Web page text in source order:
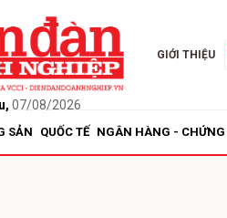
07/08/2026
GIỚI THIỆU
SẢN QUỐC TẾ NGÂN HÀNG - CHỨNG